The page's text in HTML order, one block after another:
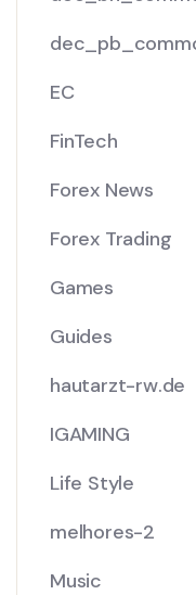
EC
FinTech
Forex News
Forex Trading
Games
Guides
hautarzt-rw.de
IGAMING
Life Style
melhores-2
Music